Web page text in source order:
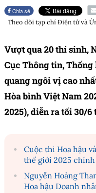
Chia sẻ
Theo dõi tạp chíĐiện tử và
Vượt qua 20 thí sinh,
Cục Thông tin, Thống
quang ngôi vị cao
Hòa bình Việt Nam
2025), diễn ra tối 30/
Cuộc thi Hoa hậu
thế giới 2025
Nguyễn Hoàng
Hoa hậu Doanh